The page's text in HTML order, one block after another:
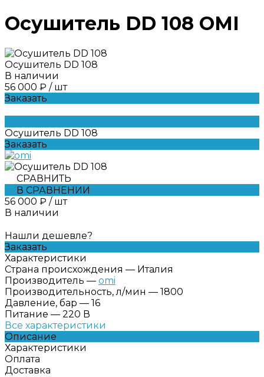
Осушитель DD 108 OMI
Осушитель DD 108
В наличии
56 000 ₽ / шт
Заказать
Осушитель DD 108
Заказать
СРАВНИТЬ
В СРАВНЕНИИ
56 000 ₽ / шт
В наличии
Нашли дешевле?
Заказать
Характеристики
Страна происхождения — Италия
Производитель — omi
Производительность, л/мин — 1800
Давление, бар — 16
Питание — 220 В
Все характеристики
Описание
Характеристики
Оплата
Доставка